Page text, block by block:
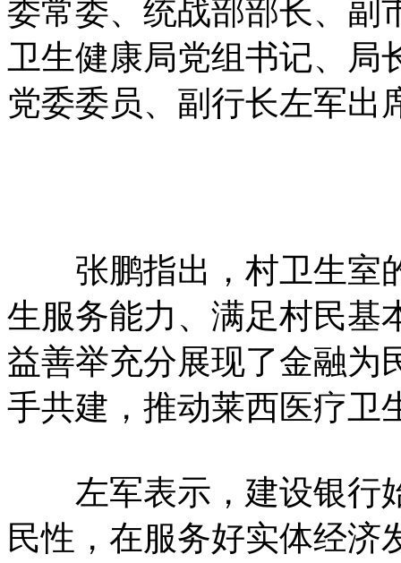
委常委、统战部部长、副
卫生健康局党组书记、局
党委委员、副行长左军出
张鹏指出，村卫生室
生服务能力、满足村民基
益善举充分展现了金融为
手共建，推动莱西医疗卫
左军表示，建设银行
民性，在服务好实体经济